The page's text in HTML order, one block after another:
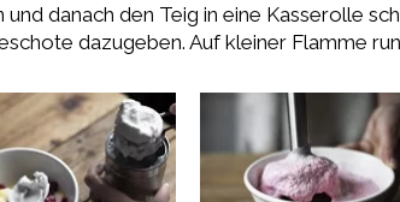
und danach den Teig in eine Kasserolle
dazugeben. Auf kleiner Flamme